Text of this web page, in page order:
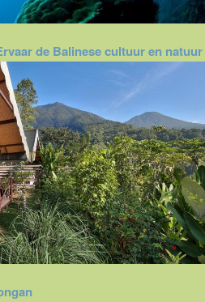
de Balinese cultuur en natuur